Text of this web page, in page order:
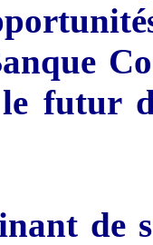
le futur
de